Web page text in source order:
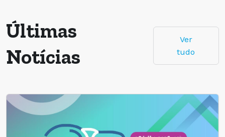
Últimas
Notícias
Ver
tudo